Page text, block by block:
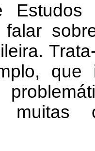
Estudos
que
muitas